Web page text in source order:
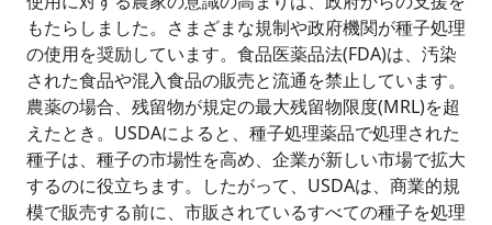
もたらしました。さまざまな規制や政府機関が種子処理
の使用を奨励しています。食品医薬品法(FDA)は、汚染
された食品や混入食品の販売と流通を禁止しています。
農薬の場合、残留物が規定の最大残留物限度(MRL)を超
えたとき。USDAによると、種子処理薬品で処理された
種子は、種子の市場性を高め、企業が新しい市場で拡大
するのに役立ちます。したがって、USDAは、商業的規
模で販売する前に、市販されているすべての種子を処理